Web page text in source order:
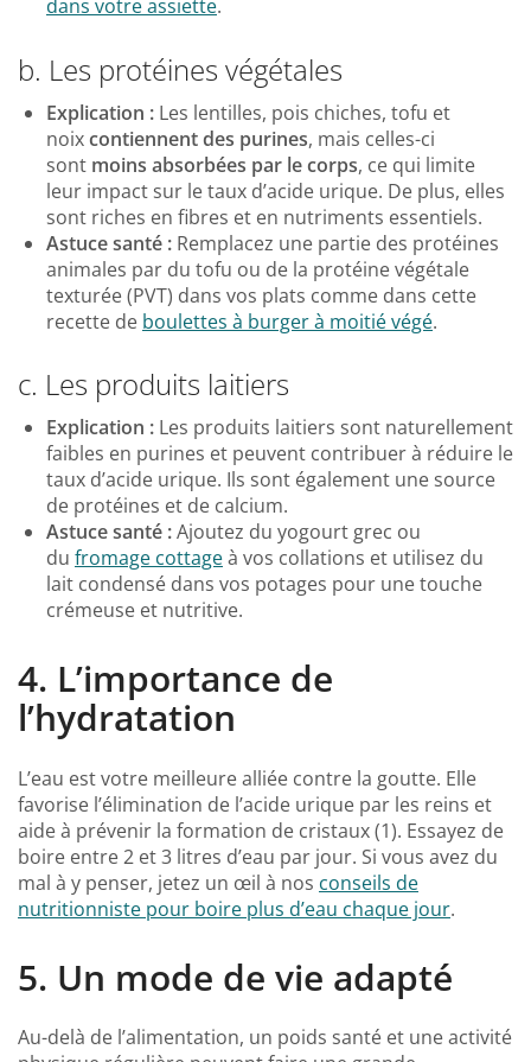
dans votre assiette.
b. Les protéines végétales
Explication : Les lentilles, pois chiches, tofu et
noixcontiennent des purines, mais celles-ci
sont moins absorbées par le corps, ce qui limite
leur impact sur le taux d’acide urique. De plus, elles
sont riches en fibres et en nutriments essentiels.
Astuce santé : Remplacez une partie des protéines
animales par du tofu ou de la protéine végétale
texturée (PVT) dans vos plats comme dans cette
recette de boulettes à burger à moitié végé.
c. Les produits laitiers
Explication : Les produits laitiers sont naturellement
faibles en purines et peuvent contribuer à réduire le
taux d’acide urique. Ils sont également une source
de protéines et de calcium.
Astuce santé :Ajoutez du yogourt grec ou
du fromage cottageà vos collations et utilisez du
lait condensé dans vos potages pour une touche
crémeuse et nutritive.
4. L’importance de
l’hydratation
L’eau est votre meilleure alliée contre la goutte. Elle
favorise l’élimination de l’acide urique par les reins et
aide à prévenir la formation de cristaux (1). Essayez de
boire entre 2 et 3 litres d’eau par jour. Si vous avez du
mal à y penser, jetez un œil à nos conseils de
nutritionniste pour boire plus d’eau chaque jour.
5. Un mode de vie adapté
Au-delà de l’alimentation, un poids santé et une activité